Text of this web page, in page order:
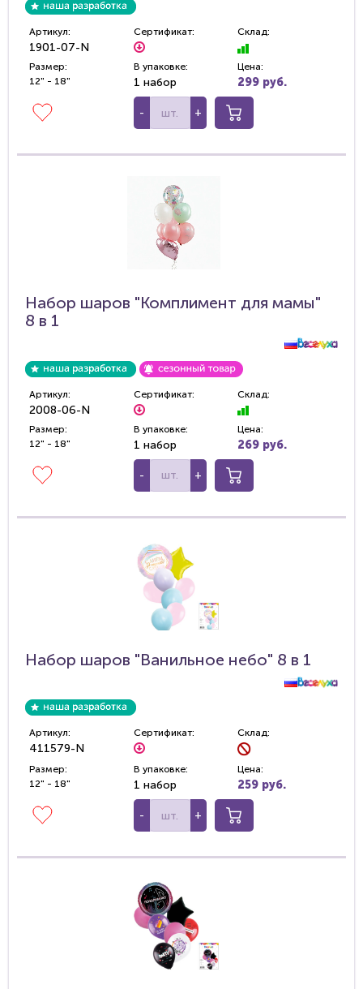
Артикул:
1901-07-N
Сертификат: Склад:
Размер:
12" - 18"
В упаковке:
1 набор
Цена:
299 руб.
- +
Набор шаров "Комплимент для мамы"
8 в 1
Артикул:
2008-06-N
Сертификат: Склад:
Размер:
12" - 18"
В упаковке:
1 набор
Цена:
269 руб.
- +
Набор шаров "Ванильное небо" 8 в 1
Артикул:
411579-N
Сертификат: Склад:
Размер:
12" - 18"
В упаковке:
1 набор
Цена:
259 руб.
- +